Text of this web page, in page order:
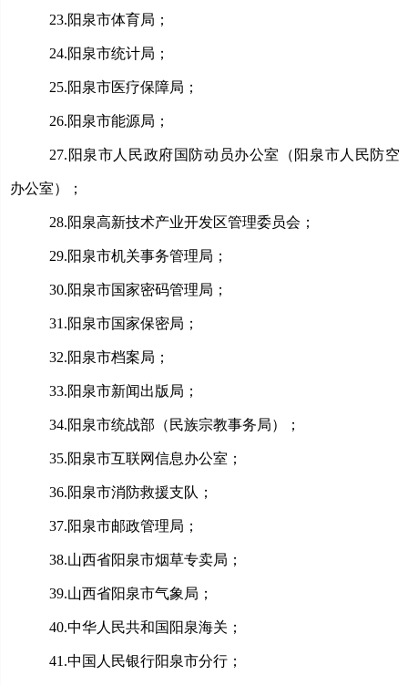
23.阳泉市体育局；
24.阳泉市统计局；
25.阳泉市医疗保障局；
26.阳泉市能源局；
27. 阳泉市人民政府国防动员办公室（阳泉市人民防空
办公室）；
28.阳泉高新技术产业开发区管理委员会；
29.阳泉市机关事务管理局；
30.阳泉市国家密码管理局；
31.阳泉市国家保密局；
32.阳泉市档案局；
33.阳泉市新闻出版局；
34.阳泉市统战部（民族宗教事务局）；
35.阳泉市互联网信息办公室；
36.阳泉市消防救援支队；
37.阳泉市邮政管理局；
38.山西省阳泉市烟草专卖局；
39.山西省阳泉市气象局；
40.中华人民共和国 阳泉海关；
41 .中国 人民银行阳泉市分行；